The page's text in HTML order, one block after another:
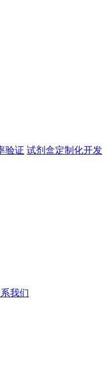
验证 试剂盒定制化开发
我们